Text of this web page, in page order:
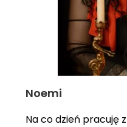
Noemi
Na co dzień pracuję